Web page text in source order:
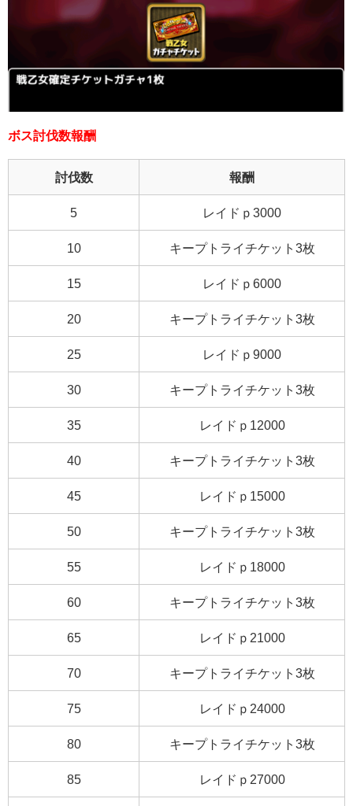
ボス討伐数報酬
討伐数 報酬
5 レイドｐ3000
10 キープトライチケット3枚
15 レイドｐ6000
20 キープトライチケット3枚
25 レイドｐ9000
30 キープトライチケット3枚
35 レイドｐ12000
40 キープトライチケット3枚
45 レイドｐ15000
50 キープトライチケット3枚
55 レイドｐ18000
60 キープトライチケット3枚
65 レイドｐ21000
70 キープトライチケット3枚
75 レイドｐ24000
80 キープトライチケット3枚
85 レイドｐ27000